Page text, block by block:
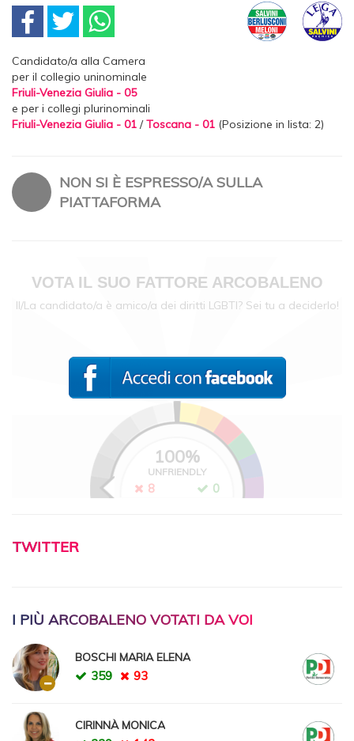
Candidato/a alla Camera
per il collegio uninominale
Friuli-Venezia Giulia - 05
e per i collegi plurinominali
Friuli-Venezia Giulia - 01 /Toscana - 01 (Posizione in lista: 2)
NON SI È ESPRESSO/A SULLA
PIATTAFORMA
VOTA IL SUO FATTORE ARCOBALENO
Il/La candidato/a è amico/a dei diritti LGBTI? Sei tu a deciderlo!
100%
UNFRIENDLY
8 0
TWITTER
I PIÙ ARCOBALENO VOTATI DA VOI
BOSCHI MARIA ELENA
359 93
CIRINNÀ MONICA